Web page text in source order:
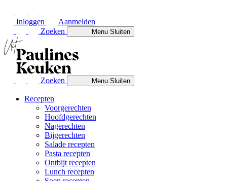
Inloggen
Aanmelden
Zoeken
MenuSluiten
Zoeken MenuSluiten
Recepten
Voorgerechten
Hoofdgerechten
Nagerechten
Bijgerechten
Salade recepten
Pasta recepten
Ontbijt recepten
Lunch recepten